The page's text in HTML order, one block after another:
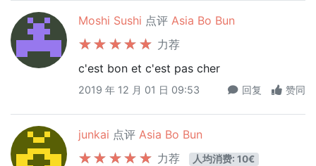
Moshi Sushi 点评 Asia Bo Bun
力荐
c'est bon et c'est pas cher
2019 年 12 月 01 日 09:53 回复 赞同
junkai 点评 Asia Bo Bun
力荐
人均消费: 10€